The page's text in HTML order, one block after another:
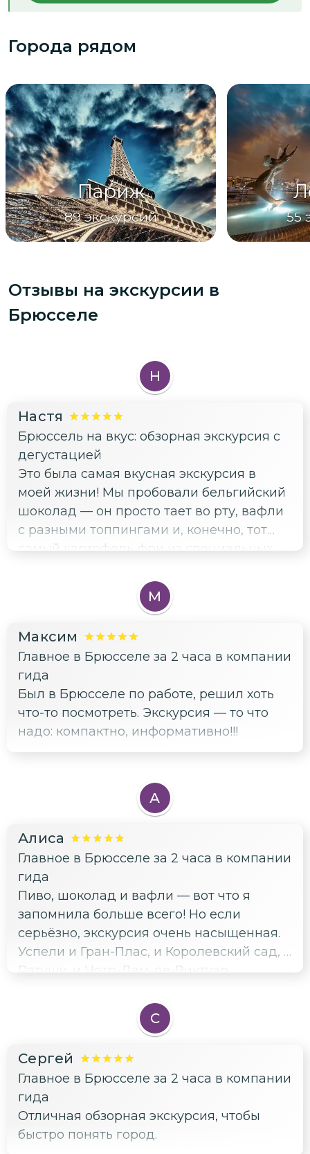
Города рядом
Париж
89 экскурсий 55
Отзывы на экскурсии в
Брюсселе
Н
Настя
Брюссель на вкус: обзорная экскурсия с
дегустацией
Это была самая вкусная экскурсия в
моей жизни! Мы пробовали бельгийский
шоколад — он просто тает во рту, вафли
с разными топпингами и, конечно, тот
самый картофель фри из специальных
в Бельгии, а не во Франции, вот это
открытие! Ещё попробовали местное
делом прошлись по красивым улочкам,
посмотрели собор Святого Михаила.
Очень крутой формат: и поесть вкусно, и
город посмотреть. Ушла сытой и
счастливой. Всем гурманам рекомендую!
М
Максим
Главное в Брюсселе за 2 часа в компании
гида
Был в Брюсселе по работе, решил хоть
что-то посмотреть. Экскурсия — то что
надо: компактно, информативно!!!
А
Алиса
Главное в Брюсселе за 2 часа в компании
гида
Пиво, шоколад и вафли — вот что я
запомнила больше всего! Но если
серьёзно, экскурсия очень насыщенная.
Успели и Гран-Плас, и Королевский сад, и
Ратушу, и Нотр-Дам-де-Виктуар.
Европе, а с историями про то, почему
Брюссель стал таким богатым. И
настоящие бельгийские вафли —
пальчики оближешь!
С
Сергей
Главное в Брюсселе за 2 часа в компании
гида
Отличная обзорная экскурсия, чтобы
быстро понять город.